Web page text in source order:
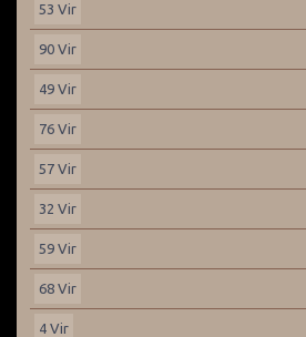
53 Vir
90 Vir
49 Vir
76 Vir
57 Vir
32 Vir
59 Vir
68 Vir
4 Vir